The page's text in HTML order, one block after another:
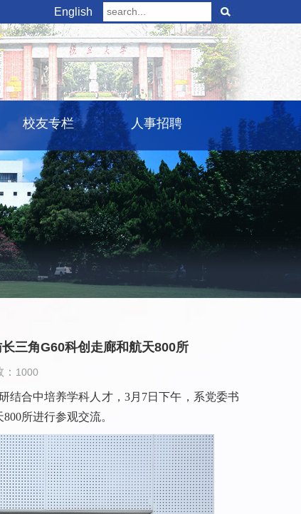
English
校友专栏 人事招聘
三角G60科创走廊和航天800所
1000
结合中培养学科人才， 3月 7日下午，系党委书
800所进行参观交流。